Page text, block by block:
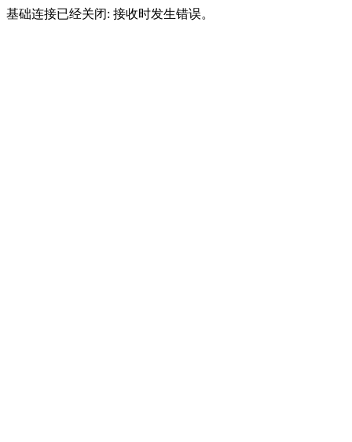
基础连接已经关闭: 接收时发生错误。